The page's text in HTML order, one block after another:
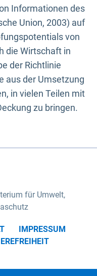
Informationen des
Union, 2003) auf
von
die Wirtschaft in
der Richtlinie
aus der Umsetzung
in vielen Teilen mit
zu bringen.
für Umwelt,
IMPRESSUM